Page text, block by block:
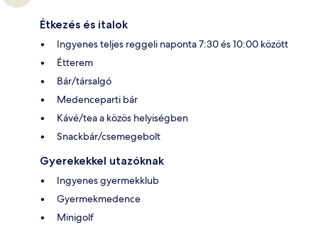
Étkezés és italok
Ingyenes teljes reggeli naponta 7:30 és 10:00 között
Étterem
Bár/társalgó
Medenceparti bár
Kávé/tea a közös helyiségben
Snackbár/csemegebolt
Gyerekekkel utazóknak
Ingyenes gyermekklub
Gyermekmedence
Minigolf